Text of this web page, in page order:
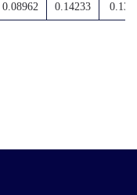
0.08962 0.14233